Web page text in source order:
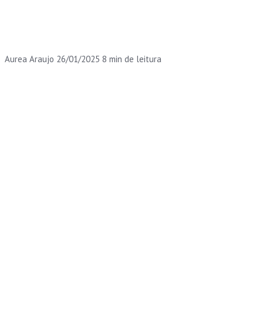
Aurea Araujo 26/01/2025 8 min de leitura